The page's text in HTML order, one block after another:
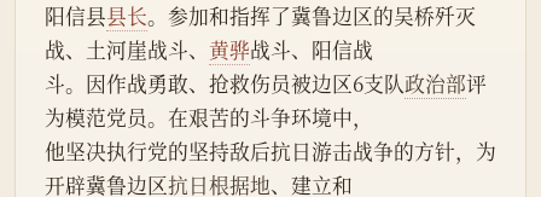
阳信县县长。参加和指挥了冀鲁边区的吴桥歼灭
战、土河崖战斗、 黄骅战斗、阳信战
斗。因作战勇敢、抢救伤员被边区6支队政治部评
为模范党员。在艰苦的斗争环境中，
他坚决执行党的坚持敌后抗日游击战争的方针，为
开辟冀鲁边区抗日根据地、建立和